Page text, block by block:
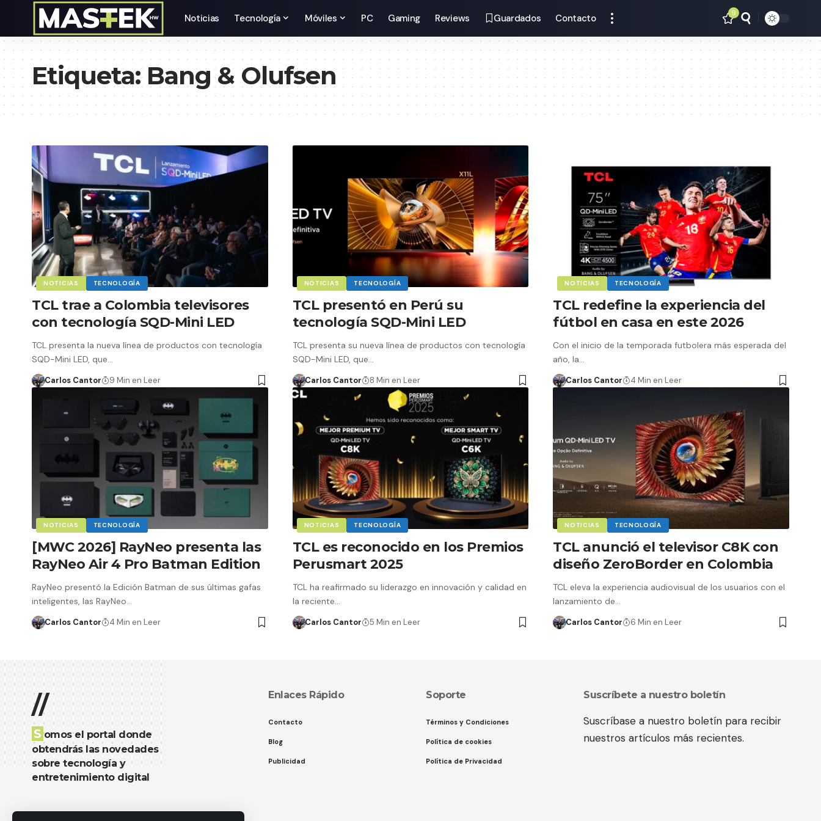
Noticias Tecnología Móviles PC Gaming Reviews Guardados Contacto 9
Etiqueta: Bang & Olufsen
NOTICIAS TECNOLOGÍA
TCL trae a Colombia televisores
con tecnología SQD-Mini LED
TCL presenta la nueva línea de productos con tecnología
SQD-Mini LED, que…
Carlos Cantor 9 Min en Leer
NOTICIAS TECNOLOGÍA
TCL presentó en Perú su
tecnología SQD-Mini LED
TCL presenta su nueva línea de productos con tecnología
SQD-Mini LED, que…
Carlos Cantor 8 Min en Leer
NOTICIAS TECNOLOGÍA
TCL redefine la experiencia del
fútbol en casa en este 2026
Con el inicio de la temporada futbolera más esperada del
año, la…
Carlos Cantor 4 Min en Leer
NOTICIAS TECNOLOGÍA
[MWC 2026] RayNeo presenta las
RayNeo Air 4 Pro Batman Edition
RayNeo presentó la Edición Batman de sus últimas gafas
inteligentes, las RayNeo…
Carlos Cantor 4 Min en Leer
NOTICIAS TECNOLOGÍA
TCL es reconocido en los Premios
Perusmart 2025
TCL ha reafirmado su liderazgo en innovación y calidad en
la reciente…
Carlos Cantor 5 Min en Leer
NOTICIAS TECNOLOGÍA
TCL anunció el televisor C8K con
diseño ZeroBorder en Colombia
TCL eleva la experiencia audiovisual de los usuarios con el
lanzamiento de…
Carlos Cantor 6 Min en Leer
//
S omos el portal donde
obtendrás las novedades
sobre tecnología y
entretenimiento digital
Enlaces Rápido
Contacto
Blog
Publicidad
Soporte
Términos y Condiciones
Política de cookies
Política de Privacidad
Suscríbete a nuestro boletín
Suscríbase a nuestro boletín para recibir
nuestros artículos más recientes.